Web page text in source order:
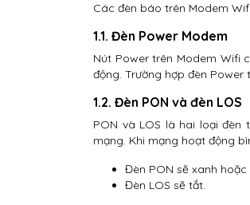
Các đèn báo trên Modem
1.1. Đèn Power Modem
Nút Power trên Modem Wifi
động. Trường hợp đèn
1.2. Đèn PON và đèn LOS
PON và LOS là hai loại đèn
mạng. Khi mạng hoạt động
Đèn PON sẽ xanh hoặc
Đèn LOS sẽ tắt.